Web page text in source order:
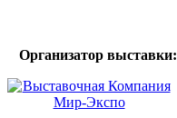
Организатор выставки: